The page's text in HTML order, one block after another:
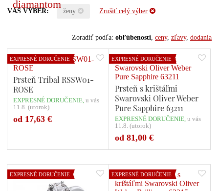
VÁŠ VÝBER: ženy Zrušiť celý výber
Zoradiť podľa: obľúbenosti, ceny, zľavy, dodania
EXPRESNÉ DORUČENIE
Prsteň Tribal RSSW01-
ROSE
EXPRESNÉ DORUČENIE, u vás
11.8. (utorok)
od 17,63 €
EXPRESNÉ DORUČENIE
Prsteň s krištáľmi
Swarovski Oliver Weber
Pure Sapphire 63211
EXPRESNÉ DORUČENIE, u vás
11.8. (utorok)
od 81,00 €Počet variant: 1
EXPRESNÉ DORUČENIE EXPRESNÉ DORUČENIE